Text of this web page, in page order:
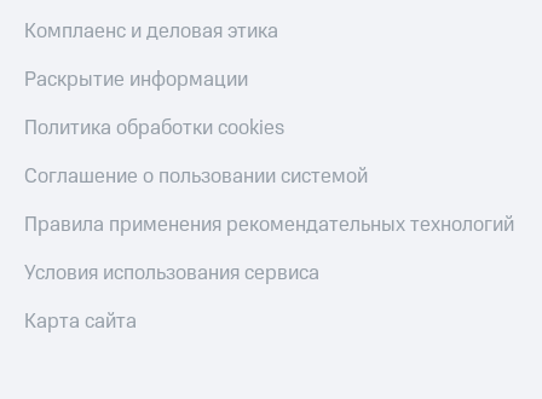
Комплаенс и деловая этика
Раскрытие информации
Политика обработки cookies
Соглашение о пользовании системой
Правила применения рекомендательных технологий
Условия использования сервиса
Карта сайта